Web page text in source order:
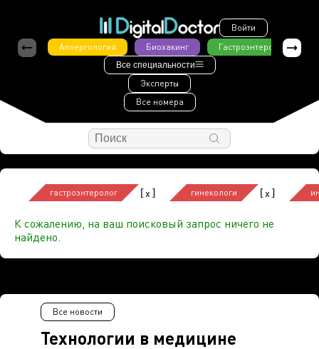
Войти
Аллергология
Биохакинг Гастроэнтерология
Все специальности
Эксперты
Все номера
гастроэнтеролог [x] гинекологи [x]
К сожалению, на ваш поисковый запрос ничего не
найдено.
Технологии в медицине
Все новости